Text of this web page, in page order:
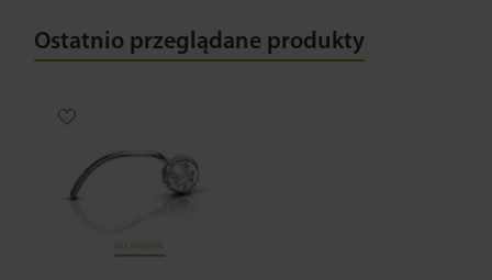
Ostatnio przeglądane produkty